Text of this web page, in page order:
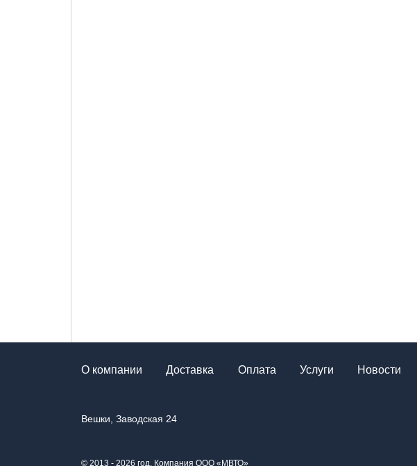
О компании Доставка Оплата Услуги Новости
Вешки, Заводская 24
© 2013 - 2026 год. Компания ООО «МВТО»